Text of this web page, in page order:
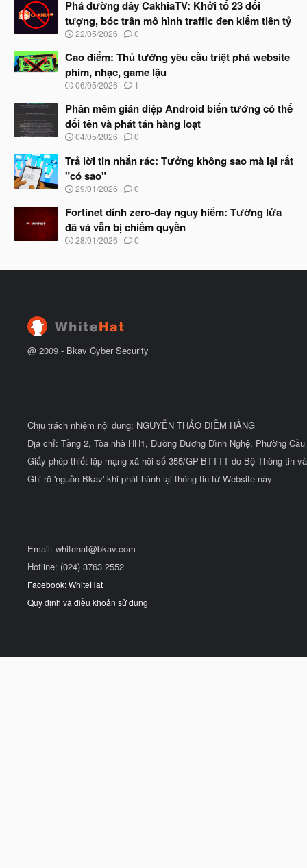
à
y
b
ắ
đ
ầ
u
Phá đường dây CakhiaTV: Khởi tố 23 đối
tượng, bóc trần mô hình traffic đen kiếm tiền tỷ
N
à
b
ắ
đ
ầ
u
22/05/2026 0
Cao điểm: Thủ tướng yêu cầu triệt phá website
phim, nhạc, game lậu
N
à
y
b
ắ
đ
ầ
u
06/05/2026 1
Phần mềm gián điệp Android biến tướng có thể
đổi tên và phát tán hàng loạt
N
à
y
b
ắ
đ
ầ
u
04/05/2026 0
Trả lời tin nhắn rác: Tưởng không sao mà lại rất
"có sao"
N
à
b
ắ
29/01/2026 0
Fortinet dính zero-day nguy hiểm: Tường lửa
đã vá vẫn bị chiếm quyền
N
y
ầ
28/01/2026 0
@ 2009 - Bkav Cyber Security
Chịu trách nhiệm nội dung: NGUYỄN THẢO DIỄM HẰNG
Địa chỉ: Tầng 2, Tòa nhà HH1, Đường Dương Đình Nghệ, Phường
Giấy phép thiết lập mạng xã hội số 355/GP-BTTTT do Bộ Thông tin
Ghi rõ 'nguồn Bkav' khi phát hành lại thông tin từ Website này
Email: whitehat@bkav.com
Hotline: (024) 3763 2552
Facebook: WhiteHat
Quy định và điều khoản sử dụng